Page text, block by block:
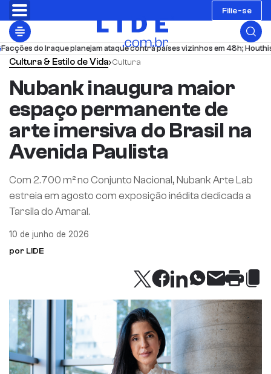
Filie-se
Iraque planejam ataque contra países vizinhos em 48h; Houthis atacam
Cultura & Estilo de Vida›Cultura
Nubank inaugura maior
espaço permanente de
arte imersiva do Brasil na
Avenida Paulista
Com 2.700 m² no Conjunto Nacional, Nubank Arte Lab
estreia em agosto com exposição inédita dedicada a
Tarsila do Amaral.
10 de junho de 2026
por LIDE